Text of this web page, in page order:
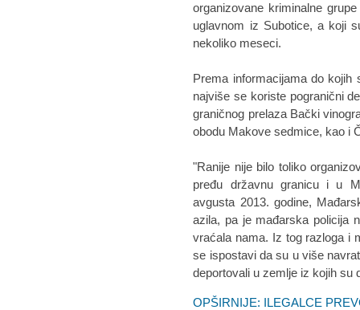
organizovane kriminalne
uglavnom iz Subotice, a koji
nekoliko meseci.
Prema informacijama do kojih
najviše se koriste pogranični
graničnog prelaza Bački
obodu Makove sedmice, kao i
"Ranije nije bilo toliko
pređu državnu granicu i u
avgusta 2013. godine,
azila, pa je mađarska policija
vraćala nama. Iz tog razloga i
se ispostavi da su u više
deportovali u zemlje iz kojih su
OPŠIRNIJE: ILEGALCE